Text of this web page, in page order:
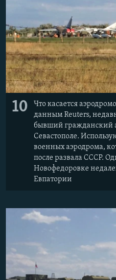
10
Что касается
данным Reuters,
бывший гражданский
Севастополе.
военных аэродрома,
после развала СССР.
Новофедоровке
Евпатории